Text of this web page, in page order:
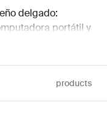
delgado:
portátil y
para reflejar
products